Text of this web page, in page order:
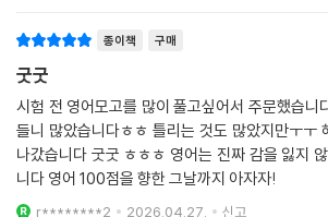
종이책 구매
굿굿
시험 전 영어모고를 많이 풀고싶어서 주문했습니
들니 많았습니다ㅎㅎ 틀리는 것도 많았지만ㅜㅜ
나갔습니다 굿굿 ㅎㅎㅎ 영어는 진짜 감을 잃지
니다 영어 100점을 향한 그날까지 아자자!
r********2 2026.04.27. 신고